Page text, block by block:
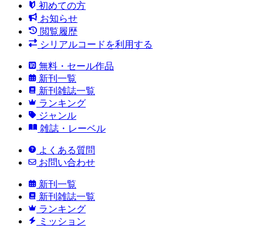
初めての方
お知らせ
閲覧履歴
シリアルコードを利用する
無料・セール作品
新刊一覧
新刊雑誌一覧
ランキング
ジャンル
雑誌・レーベル
よくある質問
お問い合わせ
新刊一覧
新刊雑誌一覧
ランキング
ミッション